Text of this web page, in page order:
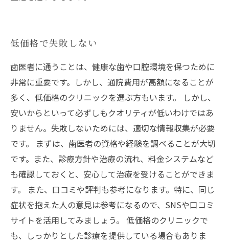
低価格で失敗しない
歯医者に通うことは、健康な歯や口腔環境を保つために
非常に重要です。しかし、通院費用が高額になることが
多く、低価格のクリニックを選ぶ方もいます。 しかし、
安いからといって必ずしもクオリティが低いわけではあ
りません。失敗しないためには、適切な情報収集が必要
です。 まずは、歯医者の資格や経験を調べることが大切
です。また、診療方針や治療の流れ、料金システムなど
も確認しておくと、安心して治療を受けることができま
す。 また、口コミや評判も参考になります。特に、同じ
症状を抱えた人の意見は参考になるので、SNSや口コミ
サイトを活用してみましょう。 低価格のクリニックで
も、しっかりとした診療を提供している場合もありま